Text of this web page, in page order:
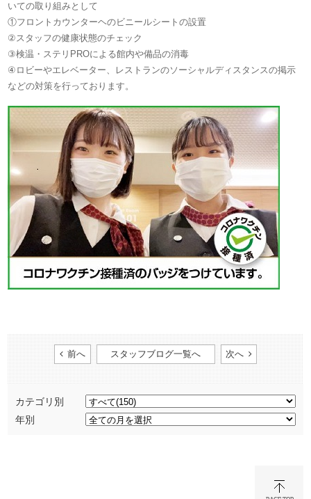
いての取り組みとして
①フロントカウンターヘのビニールシートの設置
②スタッフの健康状態のチェック
③検温・ステリPROによる館内や備品の消毒
④ロビーやエレベーター、レストランのソーシャルディスタンスの掲示
などの対策を行っております。
前へ スタッフブログ一覧へ 次へ
カテゴリ別
年別